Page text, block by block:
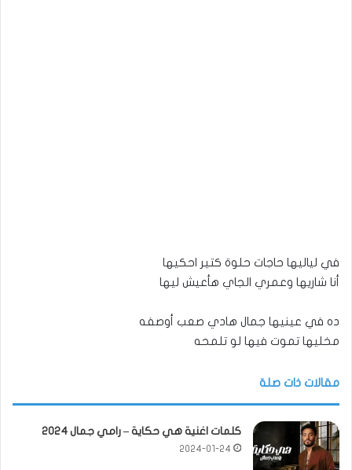
في لياليها حاجات حلوة كتير احكيها
أنا شاريها وعمري الجاي هأعيش ليها
ده في عينيها جمال هادي صعب أوصفه
مخليها تموت فيها لو تلمحه
مقالات ذات صلة
كلمات اغنية هي حكاية – رامي جمال 2024
2024-01-24